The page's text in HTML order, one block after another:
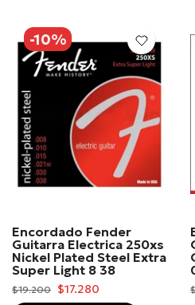
-10%
Encordado Fender
Guitarra Electrica 250xs
Nickel Plated Steel Extra
Super Light 8 38
$19.200 $17.280